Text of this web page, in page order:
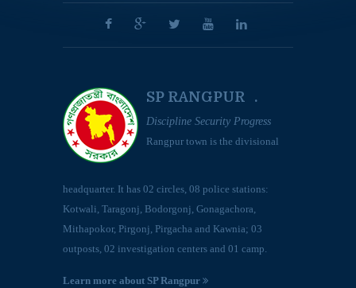
SP RANGPUR .
Discipline Security Progress
Rangpur town is the divisional
headquarter. It has 02 circles, 08 police stations:
Kotwali, Taragonj, Bodorgonj, Gonagachora,
Mithapokor, Pirgonj, Pirgacha and Kawnia; 03
outposts, 02 investigation centers and 01 camp.
Learn more about SP Rangpur